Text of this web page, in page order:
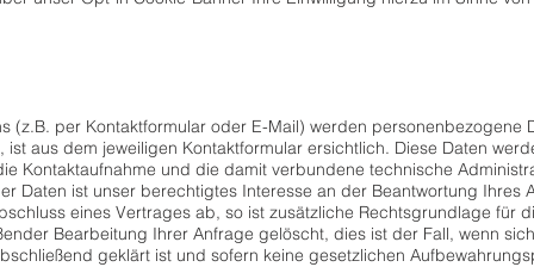
(z.B. per Kontaktformular oder E-Mail) werden personenbezogene
aus dem jeweiligen Kontaktformular ersichtlich. Diese Daten
Kontaktaufnahme und die damit verbundene technische
Daten ist unser berechtigtes Interesse an der Beantwortung Ihres
eines Vertrages ab, so ist zusätzliche Rechtsgrundlage für
Bearbeitung Ihrer Anfrage gelöscht, dies ist der Fall, wenn
geklärt ist und sofern keine gesetzlichen